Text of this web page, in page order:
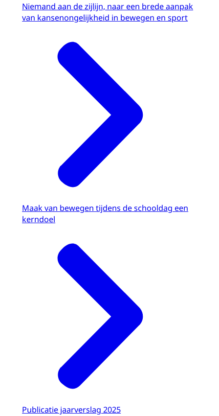
Niemand aan de zijlijn, naar een brede aanpak
van kansenongelijkheid in bewegen en sport
Maak van bewegen tijdens de schooldag een
kerndoel
Publicatie jaarverslag 2025